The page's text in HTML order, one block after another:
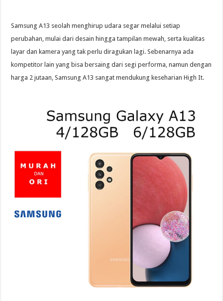
Samsung A13 seolah menghirup udara segar melalui setiap
perubahan, mulai dari desain hingga tampilan mewah, serta kualitas
layar dan kamera yang tak perlu diragukan lagi. Sebenarnya ada
kompetitor lain yang bisa bersaing dari segi performa, namun dengan
harga 2 jutaan, Samsung A13 sangat mendukung keseharian High It.